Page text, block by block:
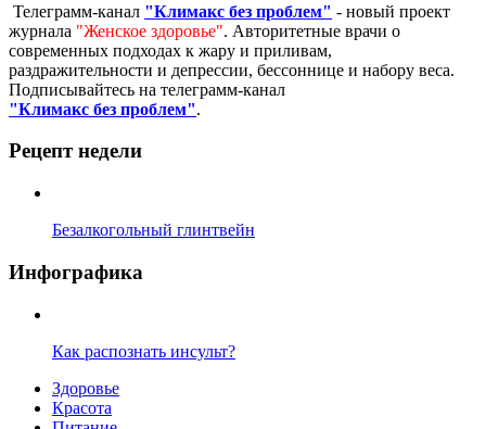
Телеграмм-канал "Климакс без проблем" - новый проект
журнала "Женское здоровье". Авторитетные врачи о
современных подходах к жару и приливам,
раздражительности и депрессии, бессоннице и набору веса.
Подписывайтесь на телеграмм-канал
"Климакс без проблем".
Рецепт недели
Безалкогольный глинтвейн
Инфографика
Как распознать инсульт?
Здоровье
Красота